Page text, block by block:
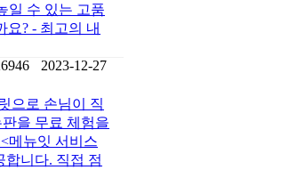
일 수 있는 고품
? - 최고의 내
2023-12-27
으로 손님이 직
을 무료 체험을
메뉴잇 서비스
합니다. 직접 점